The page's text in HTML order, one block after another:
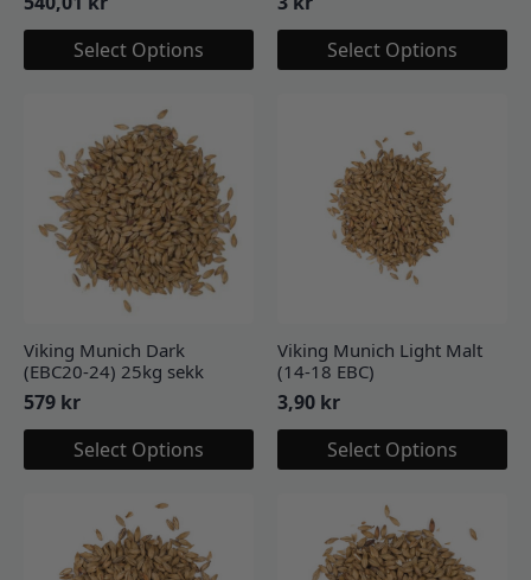
Select Options
Select Options
Viking Munich Dark
(EBC20-24) 25kg sekk
579 kr
Select Options
Viking Munich Light Malt
(14-18 EBC)
3,90 kr
Select Options